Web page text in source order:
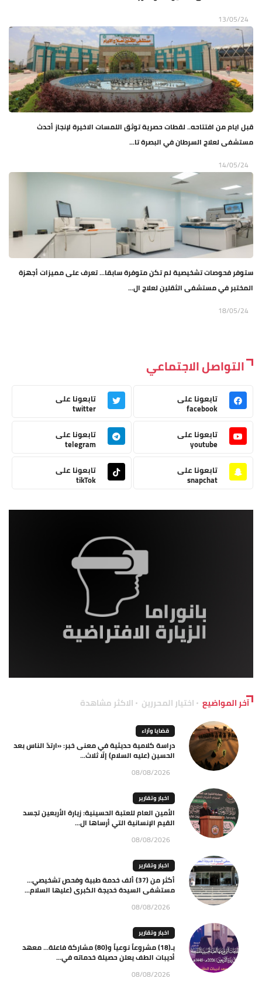
13/05/24
قبل ايام من افتتاحه.. لقطات حصرية توثق اللمسات الاخيرة لإنجاز أحدث
مستشفى لعلاج السرطان في البصرة تا...
14/05/24
ستوفر فحوصات تشخيصية لم تكن متوفرة سابقا... تعرف على مميزات أجهزة
المختبر في مستشفى الثقلين لعلاج ال...
18/05/24
التواصل الاجتماعي
تابعونا على
facebook
تابعونا على
twitter
تابعونا على
youtube
تابعونا على
telegram
تابعونا على
snapchat
تابعونا على
tikTok
آخر المواضيع اختيار المحررين الاكثر مشاهدة
قضايا وآراء
دراسة كلامية حديثية في معنى خبر: «ارتدّ الناس بعد
الحسين (عليه السلام) إلّا ثلاث...
08/08/2026
اخبار وتقارير
الأمين العام للعتبة الحسينية: زيارة الأربعين تجسد
القيم الإنسانية التي أرساها ال...
08/08/2026
اخبار وتقارير
أكثر من (37) ألف خدمة طبية وفحص تشخيصي…
مستشفى السيدة خديجة الكبرى (عليها السلام...
08/08/2026
اخبار وتقارير
بـ(18) مشروعاً نوعياً و(80) مشاركة فاعلة… معهد
أديبات الطف يعلن حصيلة خدماته في...
08/08/2026